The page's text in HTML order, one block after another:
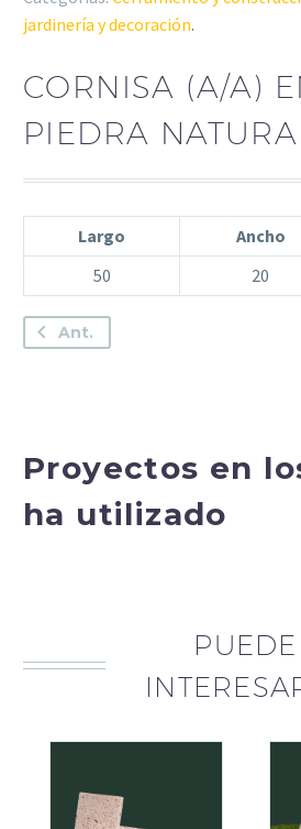
jardinería y decoración.
CORNISA (A/A)
PIEDRA
Largo Ancho
50
20
Ant.
Proyectos en
ha utilizado
PUEDE